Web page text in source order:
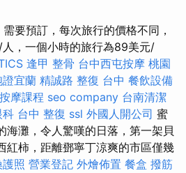
要預訂，每次旅行的價格不同，
，一個小時的旅行為89美元/
逢甲 整骨 台中西屯按摩 桃園
證宜蘭 精誠路 整復 台中 餐飲設備
摩課程 seo company 台南清潔
科 台中 整復 ssl 外國人開公司 蜜
海灘，令人驚嘆的日落，第一架貝
紅柿，距離鄧寧丁涼爽的市區僅幾
護照 營業登記 外燴佈置 餐盒 撥筋